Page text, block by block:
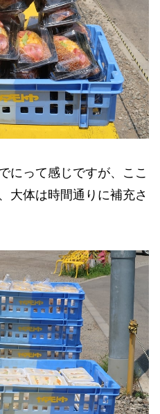
にって感じですが、ここ
大体は時間通りに補充さ